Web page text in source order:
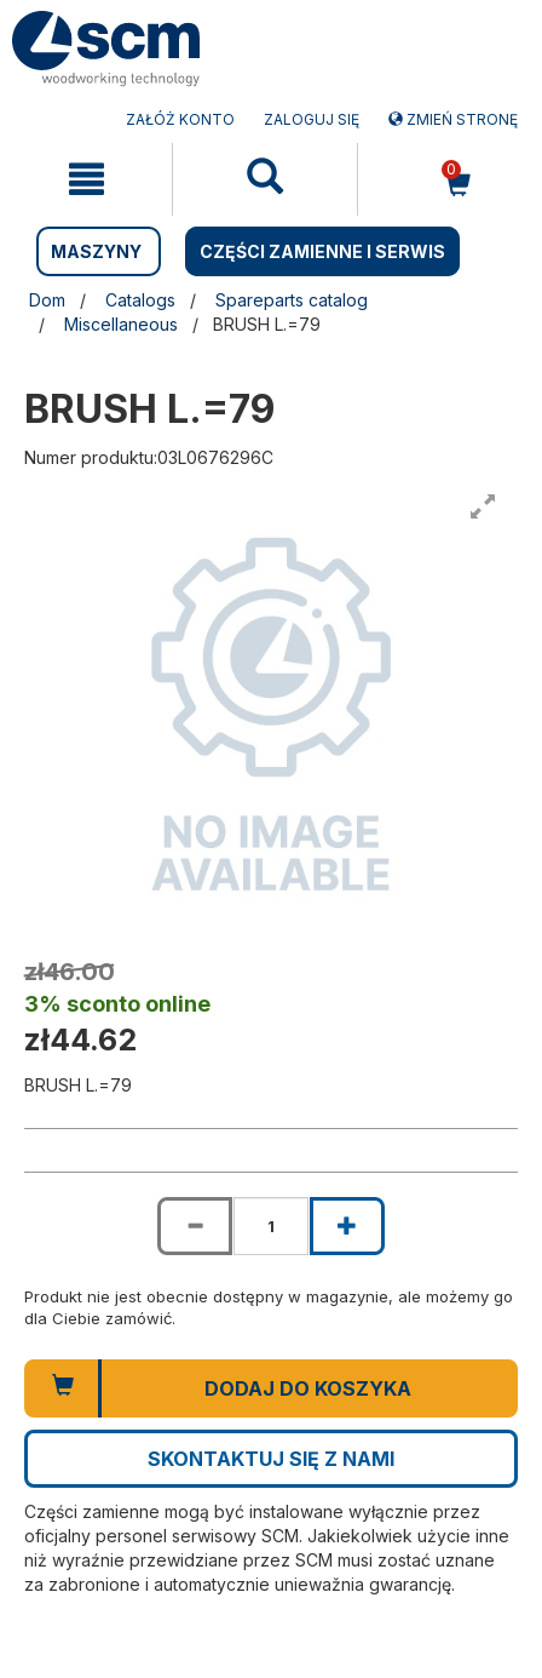
Przejdź
do
treści
Przejdź
do
menu
nawigacyjnego
ZAŁÓŻ KONTO ZALOGUJ SIĘ ZMIEŃ STRONĘ
0
MASZYNY CZĘŚCI ZAMIENNE I SERWIS
Dom Catalogs
Spareparts catalog
Miscellaneous
BRUSH L.=79
BRUSH L.=79
Numer produktu:03L0676296C
zł46.00
3% sconto online
zł44.62
BRUSH L.=79
Produkt nie jest obecnie dostępny w magazynie, ale możemy go
dla Ciebie zamówić.
DODAJ DO KOSZYKA
SKONTAKTUJ SIĘ Z NAMI
Części zamienne mogą być instalowane wyłącznie przez
oficjalny personel serwisowy SCM. Jakiekolwiek użycie inne
niż wyraźnie przewidziane przez SCM musi zostać uznane
za zabronione i automatycznie uniewažnia gwarancję.